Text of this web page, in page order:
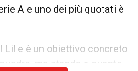
A e uno dei più quotati è
Lille è un obiettivo concreto
ma stando a quanto